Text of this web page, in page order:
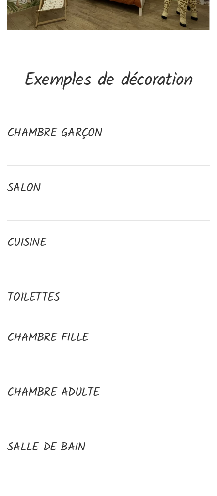
Exemples de décoration
CHAMBRE GARÇON
SALON
CUISINE
TOILETTES
CHAMBRE FILLE
CHAMBRE ADULTE
SALLE DE BAIN